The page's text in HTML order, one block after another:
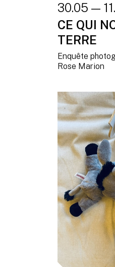
30.05 —
CE QUI
TERRE
Enquête
Rose Marion